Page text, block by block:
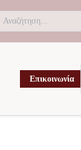
Επικοινωνία